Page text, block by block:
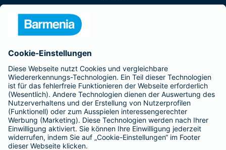
Presse
Barmenia ist Teil der BarmeniaGothaer
BELIEBTE SEITEN
Kranken-Zusatzversicherung
Tierversicherungen
Haftpflichtversicherung
Hausratversicherung